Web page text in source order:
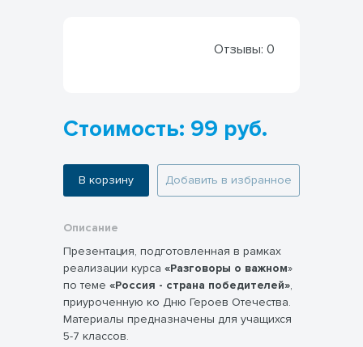
Отзывы: 0
Стоимость: 99 руб.
В корзину Добавить в избранное
Описание
Презентация, подготовленная в рамках
реализации курса «Разговоры о важном»
по теме «Россия - страна победителей»,
приуроченную ко Дню Героев Отечества.
Материалы предназначены для учащихся
5-7 классов.